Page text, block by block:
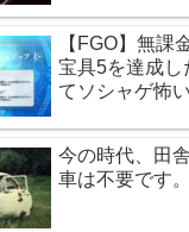
【FGO】無課
宝具5を達成し
てソシャゲ怖
今の時代、田
車は不要です